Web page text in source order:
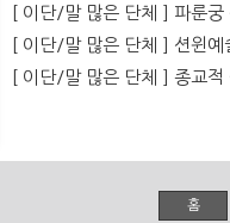
[ 이단/말 많은 단체 ] 파룬
[ 이단/말 많은 단체 ] 션윈
[ 이단/말 많은 단체 ] 종교
홈